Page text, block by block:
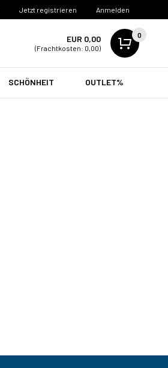
Jetzt registrieren Anmelden
EUR 0,00
(Frachtkosten: 0,00)
0
SCHÖNHEIT OUTLET%